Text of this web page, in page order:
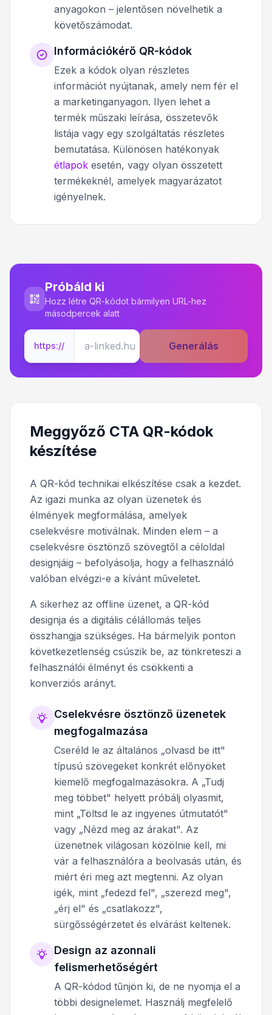
anyagokon – jelentősen növelhetik a
követőszámodat.
Információkérő QR-kódok
Ezek a kódok olyan részletes
információt nyújtanak, amely nem fér el
a marketinganyagon. Ilyen lehet a
termék műszaki leírása, összetevők
listája vagy egy szolgáltatás részletes
bemutatása. Különösen hatékonyak
étlapok esetén, vagy olyan összetett
termékeknél, amelyek magyarázatot
igényelnek.
Próbáld ki
Hozz létre QR-kódot bármilyen URL-hez
másodpercek alatt
https:// Generálás
Meggyőző CTA QR-kódok
készítése
A QR-kód technikai elkészítése csak a kezdet.
Az igazi munka az olyan üzenetek és
élmények megformálása, amelyek
cselekvésre motiválnak. Minden elem – a
cselekvésre ösztönző szövegtől a céloldal
designjáig – befolyásolja, hogy a felhasználó
valóban elvégzi-e a kívánt műveletet.
A sikerhez az offline üzenet, a QR-kód
designja és a digitális célállomás teljes
összhangja szükséges. Ha bármelyik ponton
következetlenség csúszik be, az tönkreteszi a
felhasználói élményt és csökkenti a
konverziós arányt.
Cselekvésre ösztönző üzenetek
megfogalmazása
Cseréld le az általános „olvasd be itt"
típusú szövegeket konkrét előnyöket
kiemelő megfogalmazásokra. A „Tudj
meg többet" helyett próbálj olyasmit,
mint „Töltsd le az ingyenes útmutatót"
vagy „Nézd meg az árakat". Az
üzenetnek világosan közölnie kell, mi
vár a felhasználóra a beolvasás után, és
miért éri meg azt megtenni. Az olyan
igék, mint „fedezd fel", „szerezd meg",
„érj el" és „csatlakozz",
sürgősségérzetet és elvárást keltenek.
Design az azonnali
felismerhetőségért
A QR-kódod tűnjön ki, de ne nyomja el a
többi designelemet. Használj megfelelő